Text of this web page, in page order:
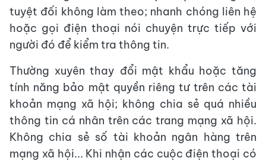
tuyệt đối không làm theo; nhanh chóng liên hệ
hoặc gọi điện thoại nói chuyện trực tiếp với
người đó để kiểm tra thông tin.
Thường xuyên thay đổi mật khẩu hoặc tăng
tính năng bảo mật quyền riêng tư trên các tài
khoản mạng xã hội; không chia sẻ quá nhiều
thông tin cá nhân trên các trang mạng xã hội.
Không chia sẻ số tài khoản ngân hàng trên
mạng xã hội... Khi nhận các cuộc điện thoại có